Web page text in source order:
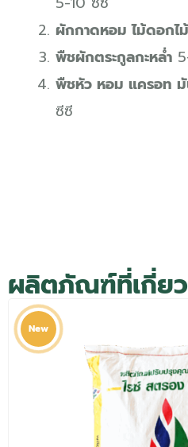
ผักกาดหอม ไม้ดอกไ
พืชผักตระกูลกะหล่ำ
พืชหัว หอม แครอท
ซีซี
ผลิตภัณฑ์ที่เกี่ย
New